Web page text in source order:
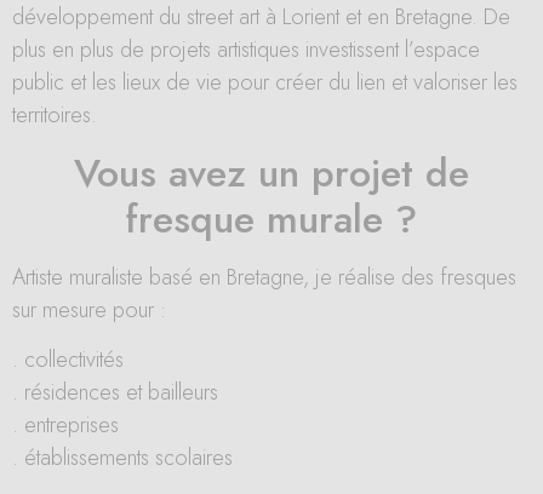
développement du street art à Lorient et en Bretagne. De
plus en plus de projets artistiques investissent l’espace
public et les lieux de vie pour créer du lien et valoriser les
territoires.
Vous avez un projet de
fresque murale ?
Artiste muraliste basé en Bretagne, je réalise des fresques
sur mesure pour :
. collectivités
. résidences et bailleurs
. entreprises
. établissements scolaires